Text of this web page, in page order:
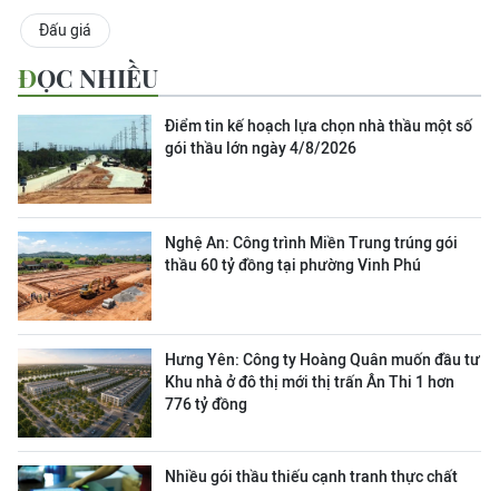
Đấu giá
ĐỌC NHIỀU
Điểm tin kế hoạch lựa chọn nhà thầu một số
gói thầu lớn ngày 4/8/2026
Nghệ An: Công trình Miền Trung trúng gói
thầu 60 tỷ đồng tại phường Vinh Phú
Hưng Yên: Công ty Hoàng Quân muốn đầu tư
Khu nhà ở đô thị mới thị trấn Ân Thi 1 hơn
776 tỷ đồng
Nhiều gói thầu thiếu cạnh tranh thực chất